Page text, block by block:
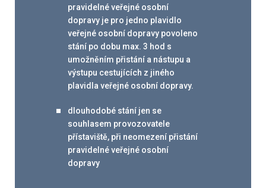
pravidelné veřejné osobní
dopravy je pro jedno plavidlo
veřejné osobní dopravy povoleno
stání po dobu max. 3 hod s
umožněním přistání a nástupu a
výstupu cestujících z jiného
plavidla veřejné osobní dopravy.
dlouhodobé stání jen se
souhlasem provozovatele
přístaviště, při neomezení přistání
pravidelné veřejné osobní
dopravy